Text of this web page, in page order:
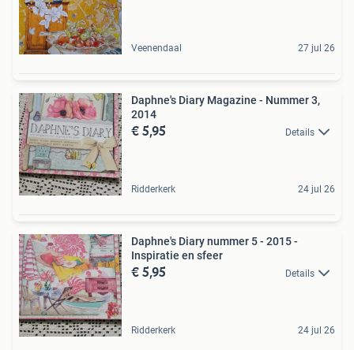
Veenendaal 27 jul 26
Daphne's Diary Magazine - Nummer 3,
2014
€ 5,95 Details
Ridderkerk 24 jul 26
Daphne's Diary nummer 5 - 2015 -
Inspiratie en sfeer
€ 5,95 Details
Ridderkerk 24 jul 26